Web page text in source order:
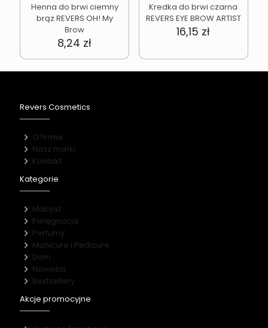
Henna do brwi ciemny
brąz REVERS OH! My
Brow
8,24 zł
Kredka do brwi czarna
REVERS EYE BROW ARTIST
16,15 zł
Revers Cosmetics
O firmie
Nasz marki
Kontakt
Kategorie
Makijaż
Pielęgnacja
Perfumy
Manicure i Pedicure
Dom
Nowości
Bestsellery
Akcje promocyjne